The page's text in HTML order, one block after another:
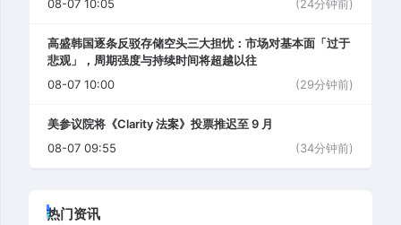
08-07 10:05
(24分钟前)
高盛韩国逐条反驳存储空头三大担忧：市场对基本面「过于
悲观」，周期强度与持续时间将超越以往
08-07 10:00
(29分钟前)
美参议院将《Clarity 法案》投票推迟至 9 月
08-07 09:55
(34分钟前)
热门资讯